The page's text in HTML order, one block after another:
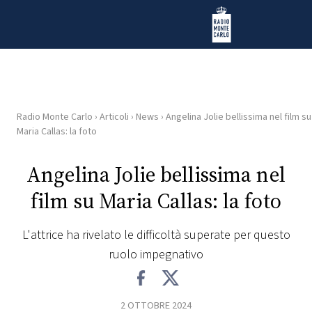
Radio Monte Carlo
HOME
RADIO
WEB
Radio Monte Carlo › Articoli › News › Angelina Jolie bellissima nel film su
Maria Callas: la foto
Angelina Jolie bellissima nel
film su Maria Callas: la foto
L'attrice ha rivelato le difficoltà superate per questo
ruolo impegnativo
2 OTTOBRE 2024